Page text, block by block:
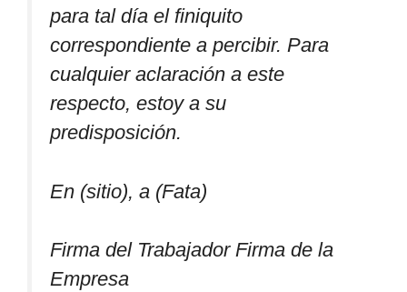
para tal día el finiquito
correspondiente a percibir. Para
cualquier aclaración a este
respecto, estoy a su
predisposición.
En (sitio), a (Fata)
Firma del Trabajador Firma de la
Empresa